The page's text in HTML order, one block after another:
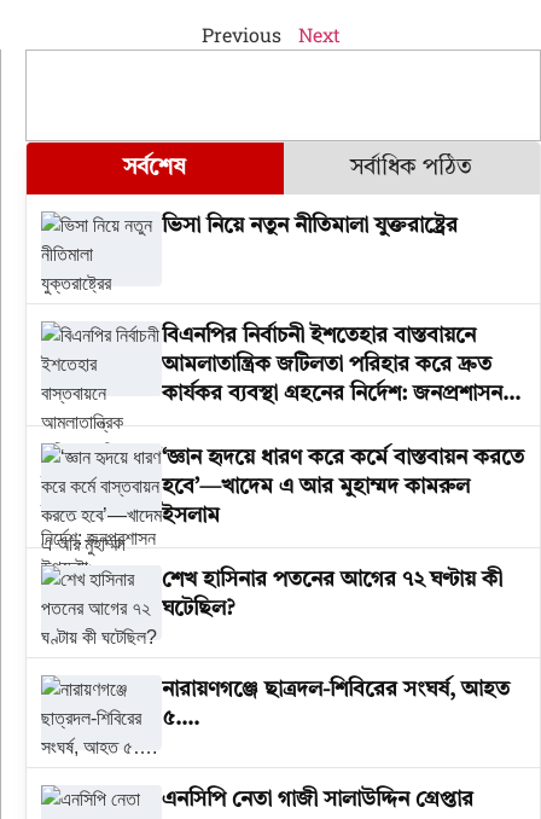
Previous Next
সর্বশেষ সর্বাধিক পঠিত
ভিসা নিয়ে নতুন নীতিমালা যুক্তরাষ্ট্রের
বিএনপির নির্বাচনী ইশতেহার বাস্তবায়নে
আমলাতান্ত্রিক জটিলতা পরিহার করে দ্রুত
কার্যকর ব্যবস্থা গ্রহনের নির্দেশ: জনপ্রশাসন
উপদেষ্টা
‘জ্ঞান হৃদয়ে ধারণ করে কর্মে বাস্তবায়ন করতে
হবে’—খাদেম এ আর মুহাম্মদ কামরুল
ইসলাম
শেখ হাসিনার পতনের আগের ৭২ ঘণ্টায় কী
ঘটেছিল?
‎নারায়ণগঞ্জে ছাত্রদল-শিবিরের সংঘর্ষ, আহত
৫….
এনসিপি নেতা গাজী সালাউদ্দিন গ্রেপ্তার